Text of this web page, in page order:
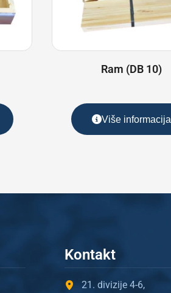
Ram (DB 10)
Više informacija
Kontakt
21. divizije 4-6,